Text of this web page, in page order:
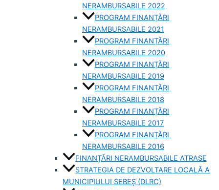
NERAMBURSABILE 2022
PROGRAM FINANȚĂRI
NERAMBURSABILE 2021
PROGRAM FINANȚĂRI
NERAMBURSABILE 2020
PROGRAM FINANȚĂRI
NERAMBURSABILE 2019
PROGRAM FINANTĂRI
NERAMBURSABILE 2018
PROGRAM FINANȚĂRI
NERAMBURSABILE 2017
PROGRAM FINANȚĂRI
NERAMBURSABILE 2016
FINANȚĂRI NERAMBURSABILE ATRASE
STRATEGIA DE DEZVOLTARE LOCALĂ A
MUNICIPIULUI SEBEȘ (DLRC)